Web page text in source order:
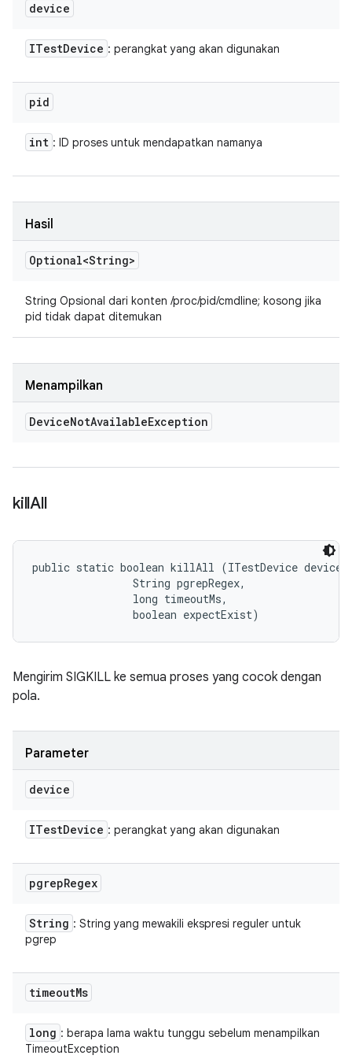
device
ITestDevice : perangkat yang akan digunakan
pid
int : ID proses untuk mendapatkan namanya
Hasil
Optional<String>
String Opsional dari konten /proc/pid/cmdline; kosong jika
pid tidak dapat ditemukan
Menampilkan
DeviceNotAvailableException
killAll
public static boolean killAll (ITestDevice
                String pgrepRegex,
                long timeoutMs,
                boolean expectExist)
Mengirim SIGKILL ke semua proses yang cocok dengan
pola.
Parameter
device
ITestDevice : perangkat yang akan digunakan
pgrepRegex
String : String yang mewakili ekspresi reguler untuk
pgrep
timeoutMs
long : berapa lama waktu tunggu sebelum menampilkan
TimeoutException